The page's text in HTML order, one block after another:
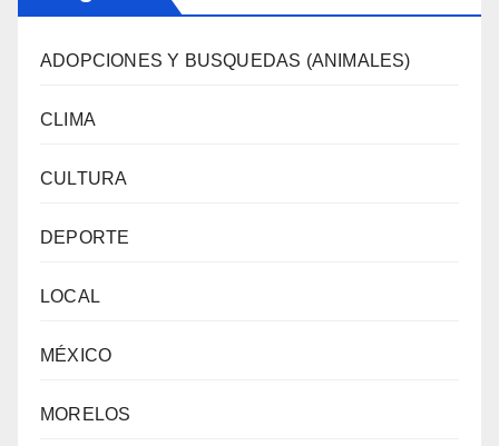
ADOPCIONES Y BUSQUEDAS (ANIMALES)
CLIMA
CULTURA
DEPORTE
LOCAL
MÉXICO
MORELOS